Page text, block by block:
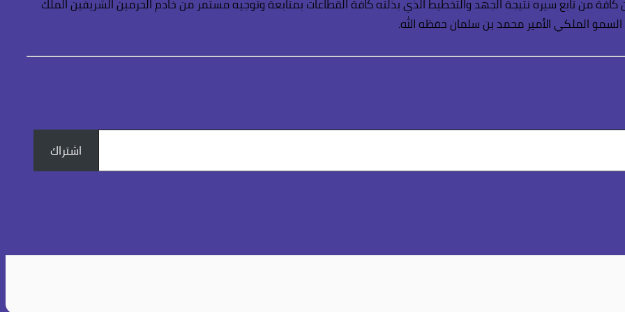
من تابع سيره نتيجة الجهد والتخطيط الذي بذلته كافة القطاعات بمتابعة وتوجيه مستمر من خادم الحرمين الشريفين الملك
الملكي الأمير محمد بن سلمان حفظه الله.
اشتراك